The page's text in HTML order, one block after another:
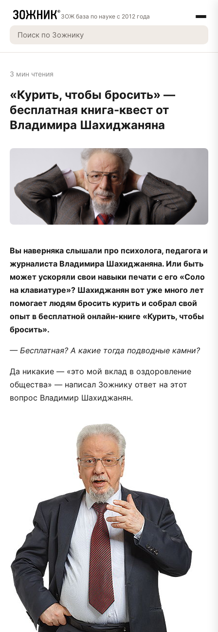
ЗОЖ база по науке с 2012 года
3 мин чтения
«Курить, чтобы бросить» —
бесплатная книга-квест от
Владимира Шахиджаняна
Вы наверняка слышали про психолога, педагога и
журналиста Владимира Шахиджаняна. Или быть
может ускоряли свои навыки печати с его «Соло
на клавиатуре»? Шахиджанян вот уже много лет
помогает людям бросить курить и собрал свой
опыт в бесплатной онлайн-книге «Курить, чтобы
бросить».
— Бесплатная? А какие тогда подводные камни?
Да никакие — «это мой вклад в оздоровление
общества» — написал Зожнику ответ на этот
вопрос Владимир Шахиджанян.